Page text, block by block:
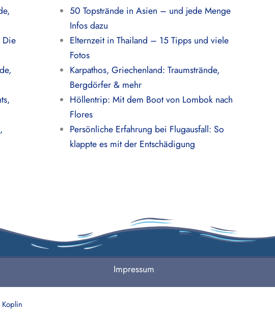
Die
50 Topstrände in Asien – und jede Menge
Infos dazu
Elternzeit in Thailand – 15 Tipps und viele
Fotos
Karpathos, Griechenland: Traumstrände,
Bergdörfer & mehr
Höllentrip: Mit dem Boot von Lombok nach
Flores
Persönliche Erfahrung bei Flugausfall: So
klappte es mit der Entschädigung
Impressum